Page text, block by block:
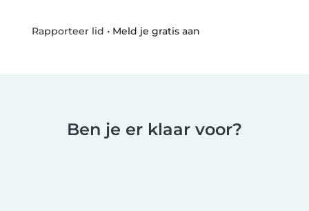
Rapporteer lid • Meld je gratis aan
Ben je er klaar voor?